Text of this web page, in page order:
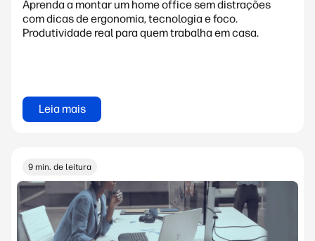
Aprenda a montar um home office sem distrações
com dicas de ergonomia, tecnologia e foco.
Produtividade real para quem trabalha em casa.
Leia mais
9 min. de leitura